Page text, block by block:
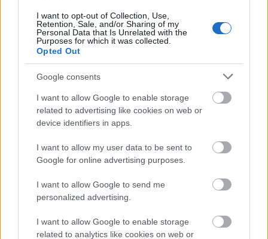
I want to opt-out of Collection, Use,
Retention, Sale, and/or Sharing of my
Personal Data that Is Unrelated with the
Purposes for which it was collected.
Opted Out
Google consents
I want to allow Google to enable storage
related to advertising like cookies on web or
device identifiers in apps.
I want to allow my user data to be sent to
Google for online advertising purposes.
I want to allow Google to send me
personalized advertising.
I want to allow Google to enable storage
related to analytics like cookies on web or
Все еще загружаю... ;-)
Описание изображения
На высококачественной пейзажной фотографии
запечатлена пышная клумба кресс-салата,
канале, предназначенном для выращивания
водных растений. Сцена освещена ярким
подчеркивает насыщенный зеленый цвет и
свежий, здоровый вид листьев кресс-салата.
канала, выложенного камнями, их округлые